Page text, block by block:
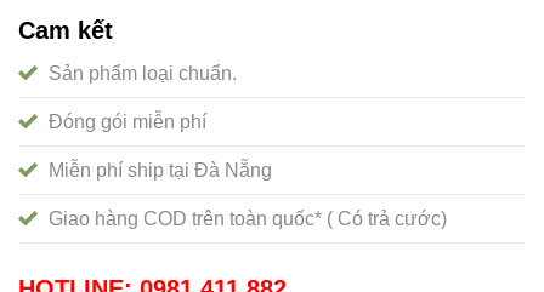
Cam kết
Sản phẩm loại chuẩn.
Đóng gói miễn phí
Miễn phí ship tại Đà Nẵng
Giao hàng COD trên toàn quốc* ( Có trả cước)